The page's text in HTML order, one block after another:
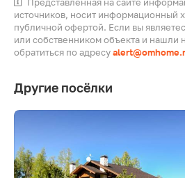
источников, носит информационный
публичной офертой. Если вы
или собственником объекта и нашли
обратиться по адресу
Другие посёлки